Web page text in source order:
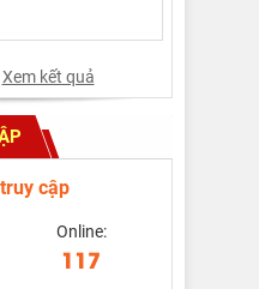
Xem kết quả
cập
Online:
117